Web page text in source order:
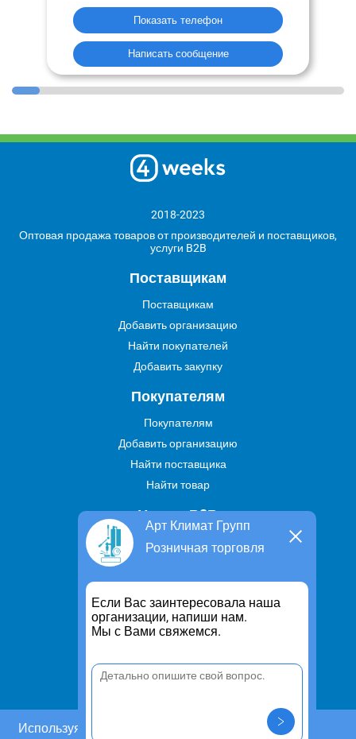
Показать телефон
Написать сообщение
Арт Климат Групп
Розничная торговля
Если Вас заинтересовала наша
организации, напиши нам.
Мы с Вами свяжемся.
Используя этот сайт, Вы даете согласие на
2018-2023
Оптовая продажа товаров от производителей и поставщиков,
услуги B2B
Поставщикам
Поставщикам
Добавить организацию
Найти покупателей
Добавить закупку
Покупателям
Покупателям
Добавить организацию
Найти поставщика
Найти товар
Услуги В2В
Найти услугу
Предложить свою услугу
Дропшиппинг
Транспортные услуги
Информация
Политика конфиденциальности